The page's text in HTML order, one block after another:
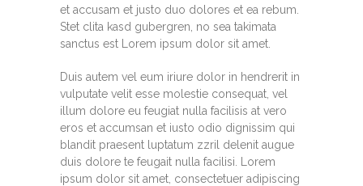
et accusam et justo duo dolores et ea rebum.
Stet clita kasd gubergren, no sea takimata
sanctus est Lorem ipsum dolor sit amet.
Duis autem vel eum iriure dolor in hendrerit in
vulputate velit esse molestie consequat, vel
illum dolore eu feugiat nulla facilisis at vero
eros et accumsan et iusto odio dignissim qui
blandit praesent luptatum zzril delenit augue
duis dolore te feugait nulla facilisi. Lorem
ipsum dolor sit amet, consectetuer adipiscing